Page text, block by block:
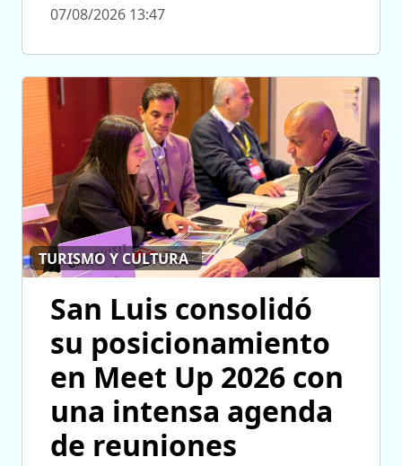
07/08/2026 13:47
TURISMO Y CULTURA
San Luis consolidó
su posicionamiento
en Meet Up 2026 con
una intensa agenda
de reuniones